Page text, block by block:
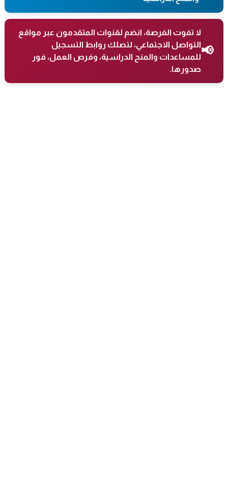
📢
لا تفوت الفرصة، انضم لقنوات المتقدمون عبر مواقع
التواصل الاجتماعي، لتصلك روابط التسجيل
للمساعدات والمنح الدراسية، وفرص العمل، فور
صدورها.